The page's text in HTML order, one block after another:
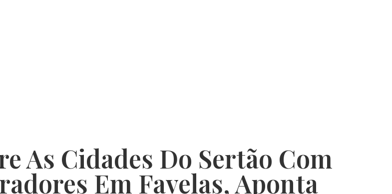
As Cidades Do Sertão Com
Em Favelas, Aponta